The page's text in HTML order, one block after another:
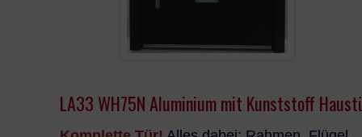
KUNSTSTOFF HAUSTÜR
TERRASSENTÜR
LA33 WH75N Aluminium mit Kunststoff